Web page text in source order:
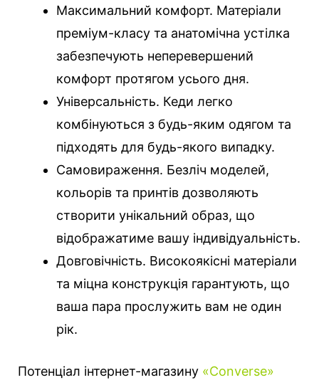
Максимальний комфорт. Матеріали
преміум-класу та анатомічна устілка
забезпечують неперевершений
комфорт протягом усього дня.
Універсальність. Кеди легко
комбінуються з будь-яким одягом та
підходять для будь-якого випадку.
Самовираження. Безліч моделей,
кольорів та принтів дозволяють
створити унікальний образ, що
відображатиме вашу індивідуальність.
Довговічність. Високоякісні матеріали
та міцна конструкція гарантують, що
ваша пара прослужить вам не один
рік.
Потенціал інтернет-магазину «Converse»